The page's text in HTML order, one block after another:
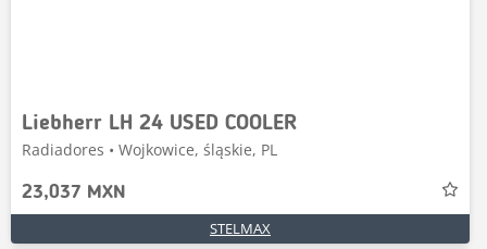
Liebherr LH 24 USED COOLER
Radiadores • Wojkowice, śląskie, PL
23,037 MXN
STELMAX